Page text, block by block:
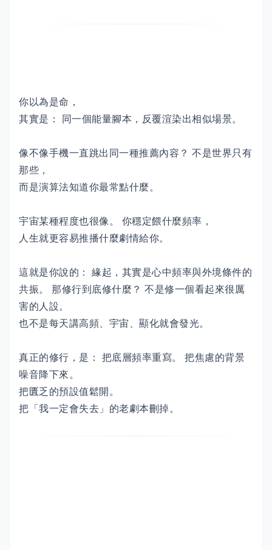
你以為是命，
其實是： 同一個能量腳本，反覆渲染出相似場景。
像不像手機一直跳出同一種推薦內容？ 不是世界只有
那些，
而是演算法知道你最常點什麼。
宇宙某種程度也很像。 你穩定餵什麼頻率，
人生就更容易推播什麼劇情給你。
這就是你說的： 緣起，其實是心中頻率與外境條件的
共振。 那修行到底修什麼？ 不是修一個看起來很厲
害的人設。
也不是每天講高頻、宇宙、顯化就會發光。
真正的修行，是： 把底層頻率重寫。 把焦慮的背景
噪音降下來。
把匱乏的預設值鬆開。
把「我一定會失去」的老劇本刪掉。